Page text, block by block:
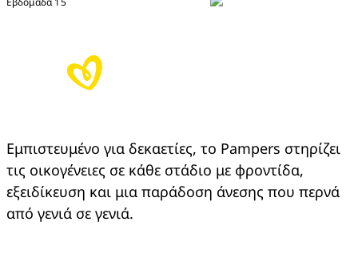
Εμπιστευμένο για δεκαετίες, το Pampers στηρίζει
τις οικογένειες σε κάθε στάδιο με φροντίδα,
εξειδίκευση και μια παράδοση άνεσης που περνά
από γενιά σε γενιά.